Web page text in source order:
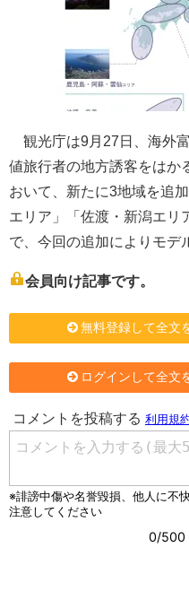
観光庁は9月27日、海外
値旅行者の地方誘客をはか
おいて、新たに3地域を追
エリア」「佐渡・新潟エリ
で、今回の追加によりモデ
会員向け記事です。
無料登録して全文
ログインして全文